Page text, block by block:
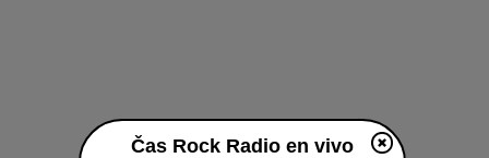
Čas Rock Radio en vivo